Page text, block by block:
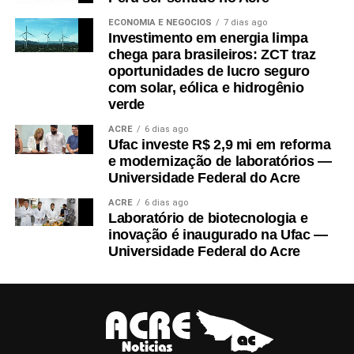
ECONOMIA E NEGÓCIOS 7 dias ago
Investimento em energia limpa
chega para brasileiros: ZCT traz
oportunidades de lucro seguro
com solar, eólica e hidrogênio
verde
ACRE 6 dias ago
Ufac investe R$ 2,9 mi em reforma
e modernização de laboratórios —
Universidade Federal do Acre
ACRE 6 dias ago
Laboratório de biotecnologia e
inovação é inaugurado na Ufac —
Universidade Federal do Acre